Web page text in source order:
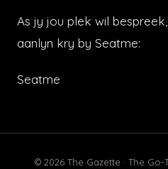
As jy jou plek wil
aanlyn kry by Seatme:
Seatme
© 2026 The Gazette · The Go-